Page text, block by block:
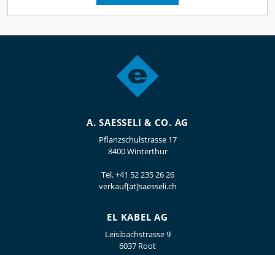
A. SAESSELI & CO. AG
Pflanzschulstrasse 17
8400 Winterthur
Tel.+41 52 235 26 26
verkauf[at]saesseli.ch
EL KABEL AG
Leisibachstrasse 9
6037 Root